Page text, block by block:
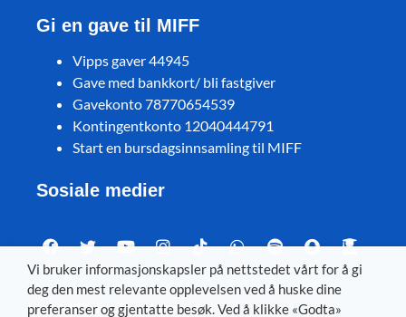
Gi en gave til MIFF
Vipps gaver 44945
Gave med bankkort/ bli fastgiver
Gavekonto 78770654539
Kontingentkonto 12040444791
Start en bursdagsinnsamling til MIFF
Sosiale medier
Visit MIFF in other languages
Vi bruker informasjonskapsler på nettstedet vårt for å gi
deg den mest relevante opplevelsen ved å huske dine
preferanser og gjentatte besøk. Ved å klikke «Godta»